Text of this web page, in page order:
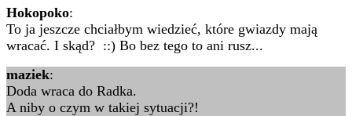
Hokopoko:
To ja jeszcze chciałbym wiedzieć, które gwiazdy mają
wracać. I skąd? ::) Bo bez tego to ani rusz...
maziek:
Doda wraca do Radka.
A niby o czym w takiej sytuacji?!